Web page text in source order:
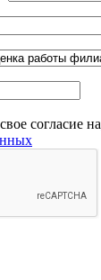
согласие на